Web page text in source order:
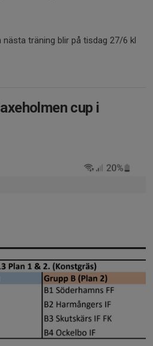
träning blir på tisdag 27/6 kl
cup i